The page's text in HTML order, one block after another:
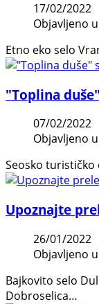
17/02/2022
Objavljeno u
Etno eko selo
"Toplina
07/02/2022
Objavljeno u
Seosko turističko
Upoznajte
26/01/2022
Objavljeno u
Bajkovito selo
Dobroselica…